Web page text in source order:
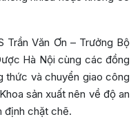
Trần Văn Ơn – Trưởng Bộ
Hà Nội cùng các đồng
thức và chuyển giao công
sản xuất nên về độ an
định chặt chẽ.